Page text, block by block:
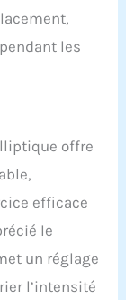
de
fiable. Il
et d'un
sur
-
+
la
de
les
offre
efficace
le
un réglage
l’intensité